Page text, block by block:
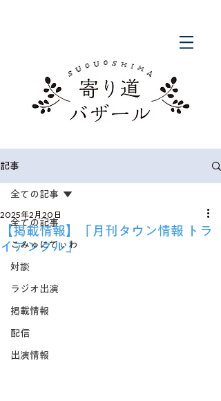
記事
全ての記事
こみゅにてぃわ
対談
ラジオ出演
掲載情報
配信
出演情報
全ての記事
【掲載情報】「月刊タウン情報 トラ
イアングル」
2025年2月20日